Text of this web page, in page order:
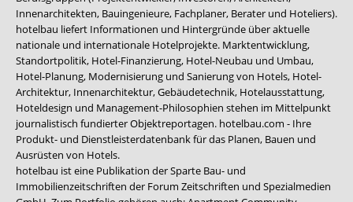
Innenarchitekten, Bauingenieure, Fachplaner, Berater und Hoteliers).
hotelbau liefert Informationen und Hintergründe über aktuelle
nationale und internationale Hotelprojekte. Marktentwicklung,
Standortpolitik, Hotel-Finanzierung, Hotel-Neubau und Umbau,
Hotel-Planung, Modernisierung und Sanierung von Hotels, Hotel-
Architektur, Innenarchitektur, Gebäudetechnik, Hotelausstattung,
Hoteldesign und Management-Philosophien stehen im Mittelpunkt
journalistisch fundierter Objektreportagen. hotelbau.com - Ihre
Produkt- und Dienstleisterdatenbank für das Planen, Bauen und
Ausrüsten von Hotels.
hotelbau ist eine Publikation der Sparte Bau- und
Immobilienzeitschriften der Forum Zeitschriften und Spezialmedien